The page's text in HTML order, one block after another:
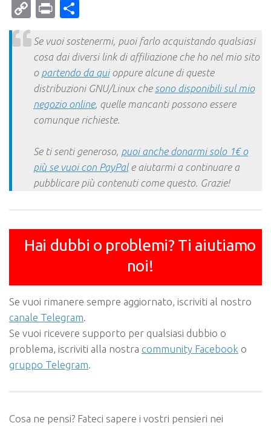
CopyPrint
Se vuoi sostenermi, puoi farlo acquistando qualsiasi
cosa dai diversi link di affiliazione che ho nel mio sito
o partendo da quioppure alcune di queste
distribuzioni GNU/Linux che sono disponibili sul mio
negozio online, quelle mancanti possono essere
comunque richieste.
Se ti senti generoso, puoi anche donarmi solo 1€ o
più se vuoi con PayPale aiutarmi a continuare a
pubblicare più contenuti come questo. Grazie!
Hai dubbi o problemi? Ti aiutiamo
noi!
Se vuoi rimanere sempre aggiornato, iscriviti al nostro
canale Telegram.
Se vuoi ricevere supporto per qualsiasi dubbio o
problema, iscriviti alla nostra community Facebook o
gruppo Telegram.
Cosa ne pensi? Fateci sapere i vostri pensieri nei